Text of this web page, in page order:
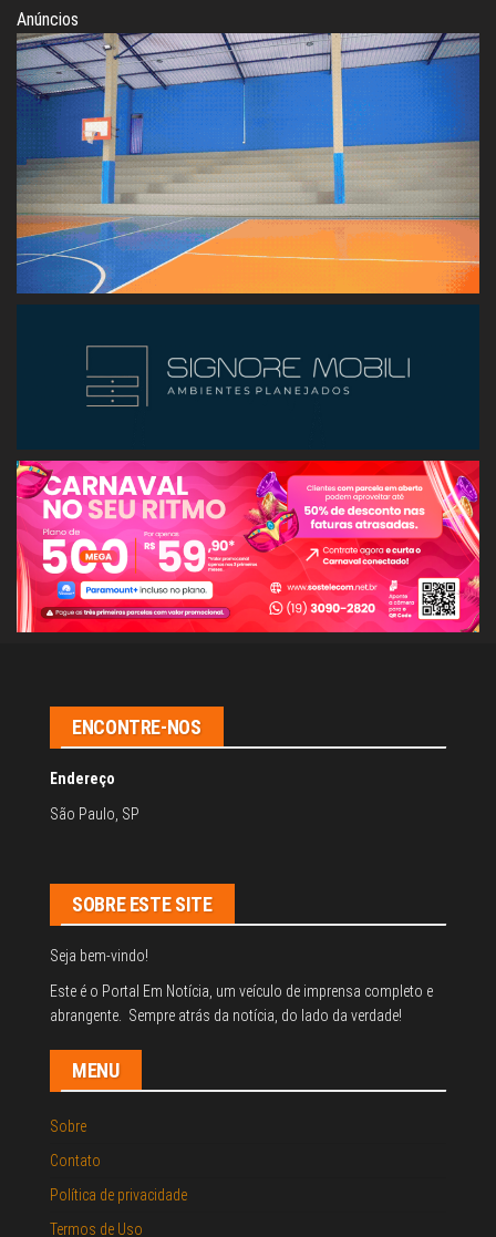
Anúncios
ENCONTRE-NOS
Endereço
São Paulo, SP
SOBRE ESTE SITE
Seja bem-vindo!
Este é o Portal Em Notícia, um veículo de imprensa completo e
abrangente. Sempre atrás da notícia, do lado da verdade!
MENU
Sobre
Contato
Política de privacidade
Termos de Uso